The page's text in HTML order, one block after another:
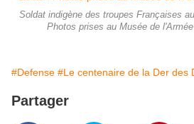
Soldat indigène des troupes Françaises
Photos prises au Musée de
#Defense #Le centenaire de la Der des
Partager